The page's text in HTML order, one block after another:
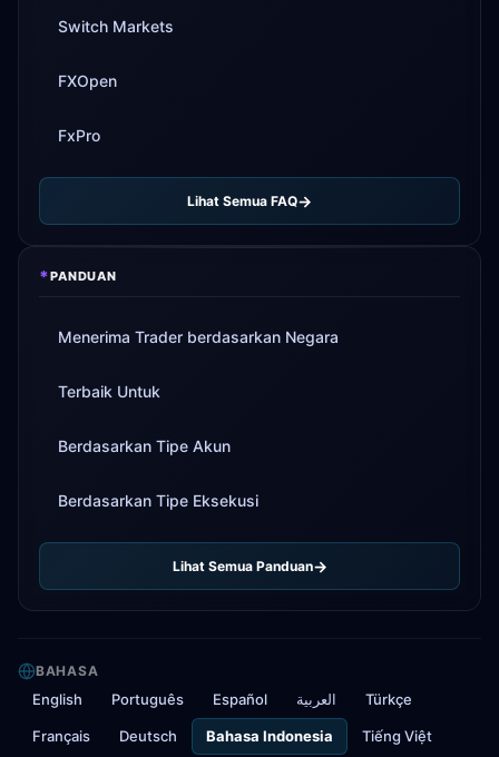
Switch Markets
FXOpen
FxPro
Lihat Semua FAQ
*PANDUAN
Menerima Trader berdasarkan Negara
Terbaik Untuk
Berdasarkan Tipe Akun
Berdasarkan Tipe Eksekusi
Lihat Semua Panduan
BAHASA
English Português Español العربية Türkçe
Français Deutsch Bahasa Indonesia Tiếng Việt